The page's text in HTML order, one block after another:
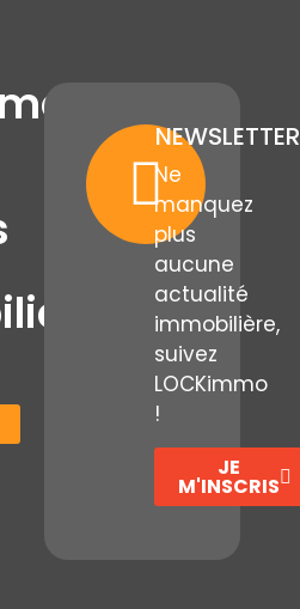
NEWSLETTER
Ne
manquez
plus
aucune
actualité
immobilière,
suivez
LOCKimmo
!
JE
M'INSCRIS